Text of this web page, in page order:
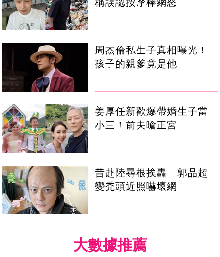
稱誤認按摩棒網怒
周杰倫私生子真相曝光！
孩子的親爹竟是他
姜厚任新歡爆帶婚生子當
小三！前夫嗆正宮
昔赴陸尋根挨轟 郭品超
變禿頭近照嚇壞網
大數據推薦